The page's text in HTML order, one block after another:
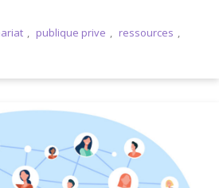
, publique prive , ressources ,